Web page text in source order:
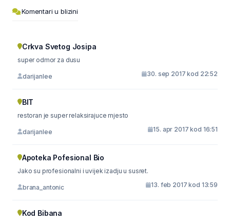
Komentari u blizini
Crkva Svetog Josipa
super odmor za dusu
darijanlee 30. sep 2017 kod 22:52
BIT
restoran je super relaksirajuce mjesto
darijanlee 15. apr 2017 kod 16:51
Apoteka Pofesional Bio
Jako su profesionalni i uvijek izadju u susret.
brana_antonic 13. feb 2017 kod 13:59
Kod Bibana